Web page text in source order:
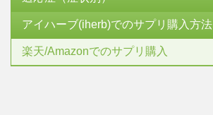
アイハーブ(iherb)でのサプリ購入方法
楽天/Amazonでのサプリ購入